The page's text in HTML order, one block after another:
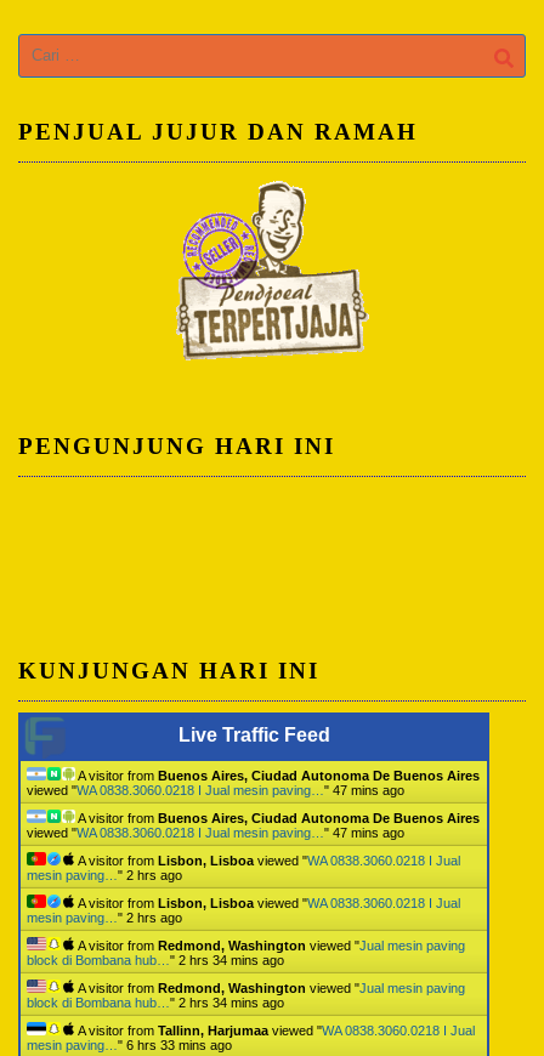
Cari
untuk:
PENJUAL JUJUR DAN RAMAH
PENGUNJUNG HARI INI
KUNJUNGAN HARI INI
Live Traffic Feed
A visitor from Buenos Aires, Ciudad Autonoma De Buenos Aires
viewed "WA 0838.3060.0218 I Jual mesin paving… " 47 mins ago
A visitor from Buenos Aires, Ciudad Autonoma De Buenos Aires
viewed "WA 0838.3060.0218 I Jual mesin paving… " 47 mins ago
A visitor from Lisbon, Lisboa viewed "WA 0838.3060.0218 I Jual
mesin paving… " 2 hrs ago
A visitor from Lisbon, Lisboa viewed "WA 0838.3060.0218 I Jual
mesin paving… " 2 hrs ago
A visitor from Redmond, Washington viewed "Jual mesin paving
block di Bombana hub… " 2 hrs 34 mins ago
A visitor from Redmond, Washington viewed "Jual mesin paving
block di Bombana hub… " 2 hrs 34 mins ago
A visitor from Tallinn, Harjumaa viewed "WA 0838.3060.0218 I Jual
mesin paving… " 6 hrs 33 mins ago